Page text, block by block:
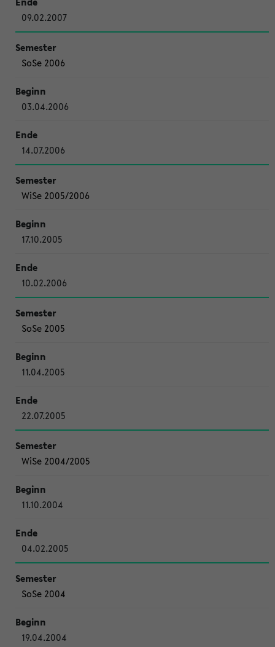
09.02.2007
SoSe 2006
03.04.2006
14.07.2006
WiSe 2005/2006
17.10.2005
10.02.2006
SoSe 2005
11.04.2005
22.07.2005
WiSe 2004/2005
11.10.2004
04.02.2005
SoSe 2004
19.04.2004